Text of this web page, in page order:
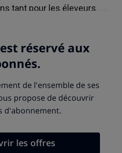
tant pour les éleveurs